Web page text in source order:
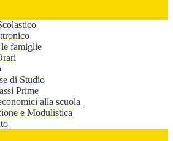
famiglie
di Studio
Prime
alla scuola
e Modulistica